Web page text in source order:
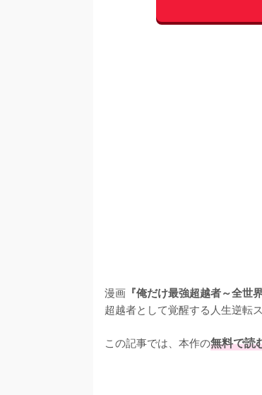
漫画 『俺だけ最強超越者～全世
超越者として覚醒する人生逆転
この記事では、本作の無料で読